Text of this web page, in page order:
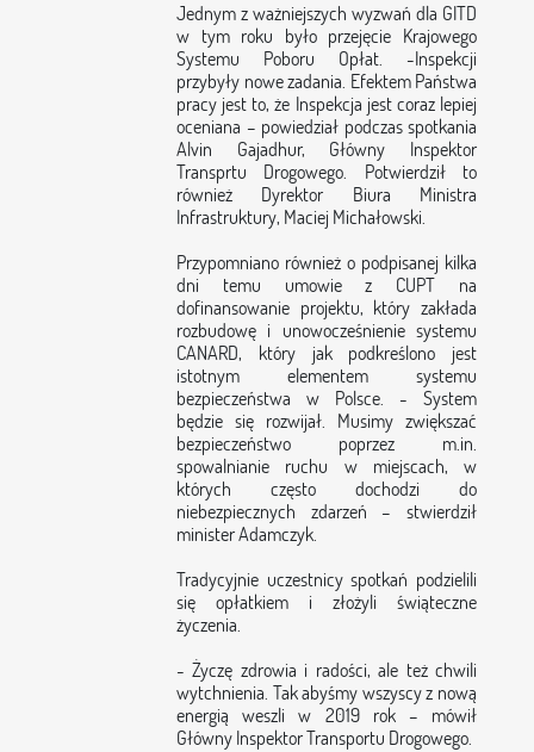
Jednym z ważniejszych wyzwań dla GITD
w tym roku było przejęcie Krajowego
Systemu Poboru Opłat. -Inspekcji
przybyły nowe zadania. Efektem Państwa
pracy jest to, że Inspekcja jest coraz lepiej
oceniana – powiedział podczas spotkania
Alvin Gajadhur, Główny Inspektor
Transprtu Drogowego. Potwierdził to
również Dyrektor Biura Ministra
Infrastruktury, Maciej Michałowski.
Przypomniano również o podpisanej kilka
dni temu umowie z CUPT na
dofinansowanie projektu, który zakłada
rozbudowę i unowocześnienie systemu
CANARD, który jak podkreślono jest
istotnym elementem systemu
bezpieczeństwa w Polsce. - System
będzie się rozwijał. Musimy zwiększać
bezpieczeństwo poprzez m.in.
spowalnianie ruchu w miejscach, w
których często dochodzi do
niebezpiecznych zdarzeń – stwierdził
minister Adamczyk.
Tradycyjnie uczestnicy spotkań podzielili
się opłatkiem i złożyli świąteczne
życzenia.
- Życzę zdrowia i radości, ale też chwili
wytchnienia. Tak abyśmy wszyscy z nową
energią weszli w 2019 rok – mówił
Główny Inspektor Transportu Drogowego.